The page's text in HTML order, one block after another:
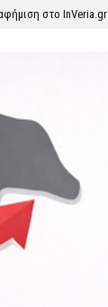
στο InVeria.gr